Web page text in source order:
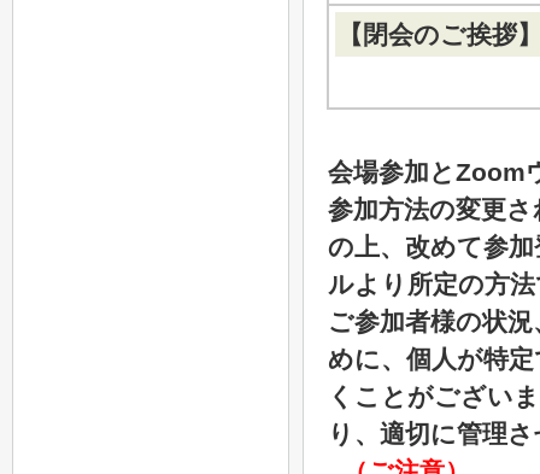
【閉会のご挨拶
会場参加とZoom
参加方法の変更
の上、改めて参
ルより所定の方
ご参加者様の状
めに、個人が特
くことがござい
り、適切に管理